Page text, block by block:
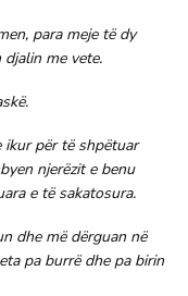
para meje të dy
me vete.
ikur për të shpëtuar
njerëzit e benu
e të sakatosura.
dhe më dërguan në
pa burrë dhe pa birin